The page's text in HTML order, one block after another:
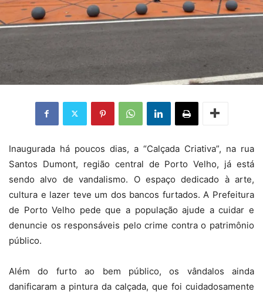
Inaugurada há poucos dias, a “Calçada Criativa”, na rua
Santos Dumont, região central de Porto Velho, já está
sendo alvo de vandalismo. O espaço dedicado à arte,
cultura e lazer teve um dos bancos furtados. A Prefeitura
de Porto Velho pede que a população ajude a cuidar e
denuncie os responsáveis pelo crime contra o patrimônio
público.
Além do furto ao bem público, os vândalos ainda
danificaram a pintura da calçada, que foi cuidadosamente